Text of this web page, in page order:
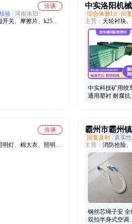
洽谈
验 河南洛阳
关、摩擦片、k25耐
圈、摩擦板、抱索
轮、发讯器、刹车
中实洛阳机
综合体验L0
回
主营： 天轮衬块
轮衬、进口材料
闸瓦、滚筒衬板
中实科技矿用绞
通用塑衬 耐腐抗
洽谈
灯、棉大衣、照明系
霸州市霸州
回复及时 真实
主营： 消防抢险
火、应急救援、消
钢丝芯绳子安 全
双扣半身式空调